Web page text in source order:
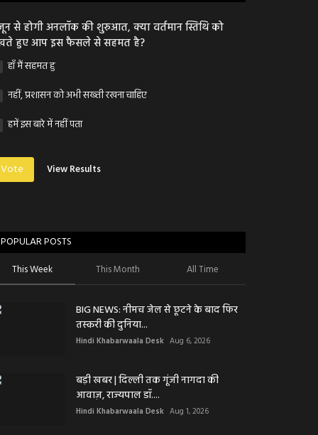
से होगी अनलॉक की शुरुआत, क्या वर्तमान स्तिथि को
हुए आप इस फैसले से सहमत है?
हाँ मैं सहमत हु
नहीं, प्रशासन को अभी सख्ती रखना चाहिए
हमें इस बारे में नहीं पता
Vote View Results
POPULAR POSTS
This Week This Month All Time
BIG NEWS: नीमच जेल से छूटने के बाद फिर
तस्करी की दुनिया...
Hindi Khabarwaala Desk Aug 6, 2026
बड़ी खबर | दिल्ली तक गूंजी नागदा की
आवाज़, राज्यपाल डॉ....
Hindi Khabarwaala Desk Aug 1, 2026